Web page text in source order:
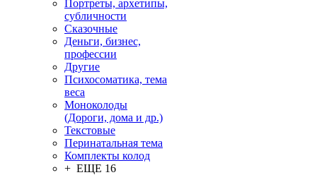
Портреты, архетипы,
субличности
Сказочные
Деньги, бизнес,
профессии
Другие
Психосоматика, тема
веса
Моноколоды
(Дороги, дома и др.)
Текстовые
Перинатальная тема
Комплекты колод
+ ЕЩЕ 16